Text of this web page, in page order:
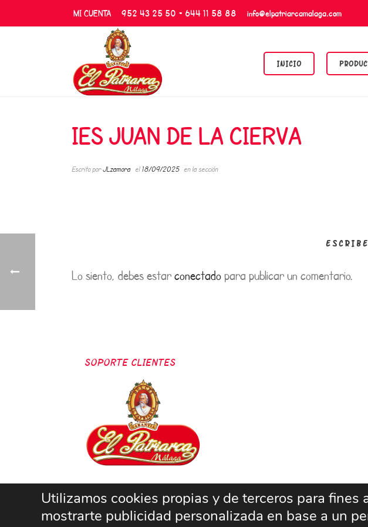
MI CUENTA 952 43 25 50 - 644 11 58 88 info@elpatriarcamalaga.com
INICIO
IES JUAN DE LA CIERVA
Escrito porJLzamora el 18/09/2025 en la sección
Lo siento, debes estarconectadopara publicar un comentario.
SOPORTE CLIENTES
Utilizamos cookies propias y de terceros para fines
mostrarte publicidad personalizada en base a un